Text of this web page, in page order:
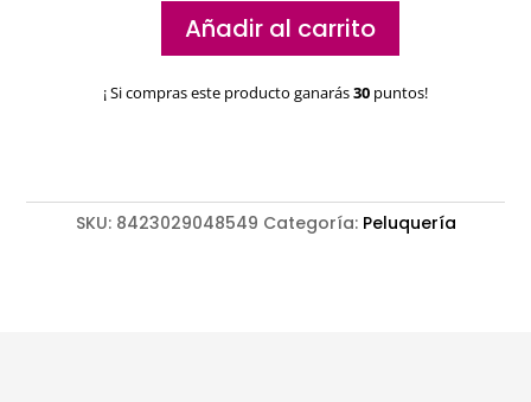
Lavacabezas
Eurostil
Añadir al carrito
¡ Si compras este producto ganarás30 puntos!
SKU: 8423029048549 Categoría: Peluquería